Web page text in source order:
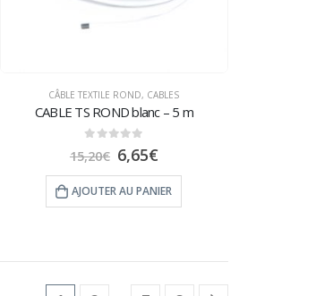
CÂBLE TEXTILE ROND, CABLES
CABLE TS ROND blanc – 5 m
15,20€ 6,65€
AJOUTER AU PANIER